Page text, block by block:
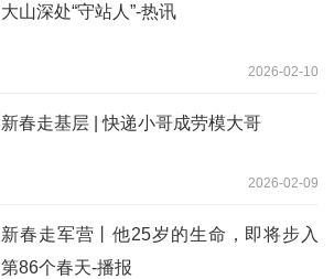
大山深处“守站人”-热讯
2026-02-10
新春走基层 | 快递小哥成劳模大哥
2026-02-09
新春走军营丨他25岁的生命，即将步入
第86个春天-播报